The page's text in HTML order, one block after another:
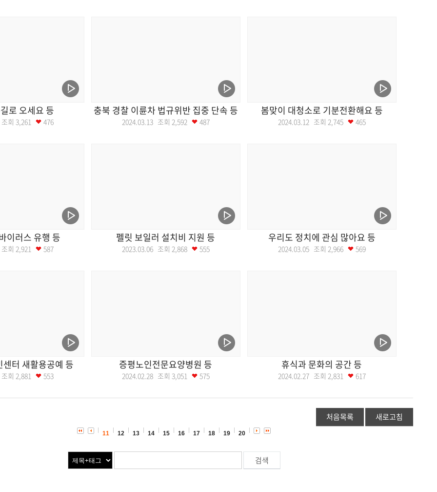
로 오세요 등
회 3,261 476
충북 경찰 이륜차 법규위반 집중 단속 등
2024.03.13 조회 2,592 487
봄맞이 대청소로 기분전환해요 등
2024.03.12 조회 2,745 465
이러스 유행 등
회 2,921 587
펠릿 보일러 설치비 지원 등
2023.03.06 조회 2,868 555
우리도 정치에 관심 많아요 등
2024.03.05 조회 2,966 569
터 새활용공예 등
회 2,881 553
증평노인전문요양병원 등
2024.02.28 조회 3,051 575
휴식과 문화의 공간 등
2024.02.27 조회 2,831 617
처음목록 새로고침
11 12 13 14 15 16 17 18 19 20